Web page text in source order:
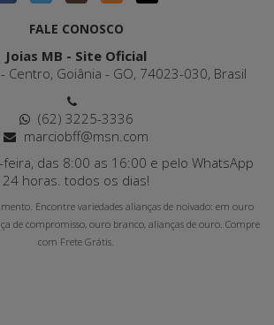
FALE CONOSCO
Joias MB - Site Oficial
Centro, Goiânia - GO, 74023-030, Brasil
(62) 3225-3336
marciobff@msn.com
feira, das 8:00 as 16:00 e pelo WhatsApp
24 horas. todos os dias!
Encontre variedades alianças de noivado: em ouro
de compromisso, ouro branco, alianças de ouro. Compre
com Frete Grátis.